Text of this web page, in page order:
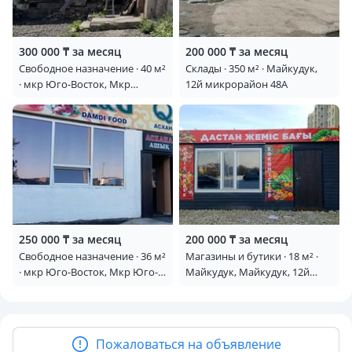
• Оптовый цветочный склад «ЦветОпт»
Готовы обсудить индивидуальные условия аренды.
📞 По всем вопросам:
(Антон)
300 000 ₸ за месяц
Свободное назначение · 40 м²
· мкр Юго-Восток, Мкр
200 000 ₸ за месяц
Склады · 350 м² · Майкудук,
12й микрорайон 48А
250 000 ₸ за месяц
Свободное назначение · 36 м²
· мкр Юго-Восток, Мкр Юго-
200 000 ₸ за месяц
Магазины и бутики · 18 м² ·
Майкудук, Майкудук, 12й
Пожаловаться на объявление